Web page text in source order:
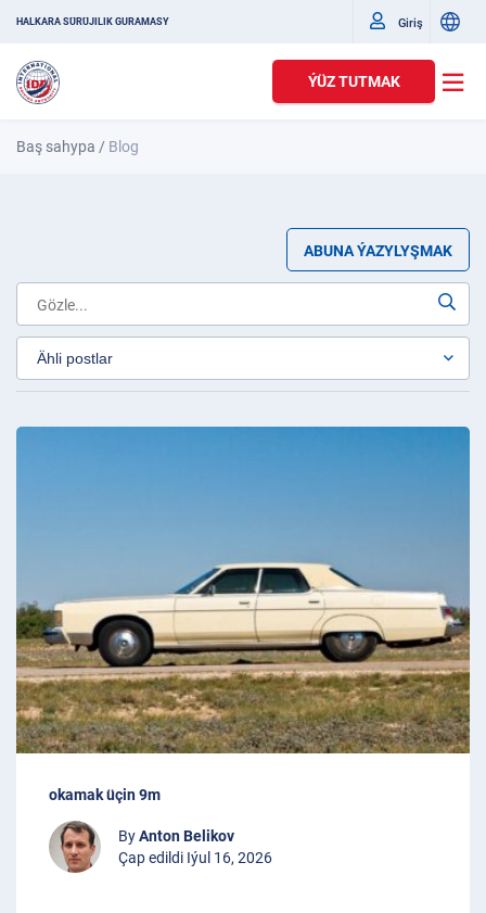
HALKARA SÜRÜJILIK GURAMASY Giriş
ÝÜZ TUTMAK
Baş sahypa / Blog
ABUNA ÝAZYLYŞMAK
okamak üçin 9m
ByAnton Belikov
Çap edildi Iýul 16, 2026